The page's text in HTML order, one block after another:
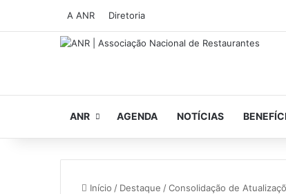
A ANR Diretoria
ANR AGENDA NOTÍCIAS
Início / Destaque /Consolidação de